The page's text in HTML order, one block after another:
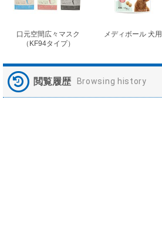
口元空間広々マスク
（KF94タイプ）
メディボール 犬用
閲覧履歴 Browsing history